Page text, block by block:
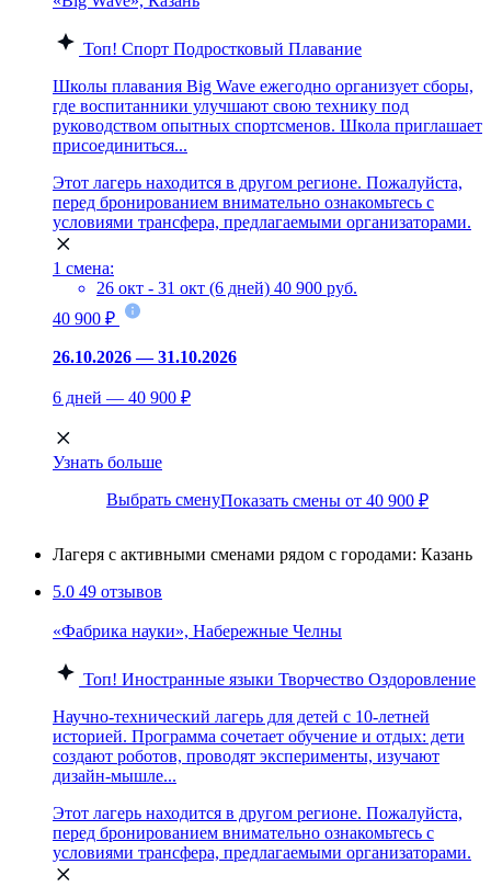
Топ! Спорт Подростковый Плавание
Школы плавания Big Wave ежегодно организует сборы,
где воспитанники улучшают свою технику под
руководством опытных спортсменов. Школа приглашает
присоединиться...
Этот лагерь находится в другом регионе. Пожалуйста,
перед бронированием внимательно ознакомьтесь с
условиями трансфера, предлагаемыми организаторами.
1 смена:
26 окт - 31 окт (6 дней) 40 900 руб.
40 900 ₽
26.10.2026 — 31.10.2026
6 дней — 40 900 ₽
Узнать больше
Выбрать сменуПоказать смены от 40 900 ₽
Лагеря с активными сменами рядом с городами: Казань
5.0 49 отзывов
«Фабрика науки», Набережные Челны
Топ! Иностранные языки Творчество Оздоровление
Научно-технический лагерь для детей с 10-летней
историей. Программа сочетает обучение и отдых: дети
создают роботов, проводят эксперименты, изучают
дизайн-мышле...
Этот лагерь находится в другом регионе. Пожалуйста,
перед бронированием внимательно ознакомьтесь с
условиями трансфера, предлагаемыми организаторами.